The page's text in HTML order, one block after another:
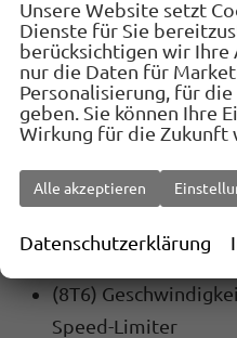
(QH1)
(9ZX) Bluetooth
SICHERHEIT:
(1X1) Allradantrieb
(EM2) Ablenkungs-
(4L6) Innenspiegel
(8T6)
Speed-Limiter
Unsere Website setzt
Dienste für Sie
berücksichtigen wir Ihre
nur die Daten für
Personalisierung, für
geben. Sie können Ihre
Wirkung für die Zukunft
Alle akzeptieren
Datenschutzerklärung